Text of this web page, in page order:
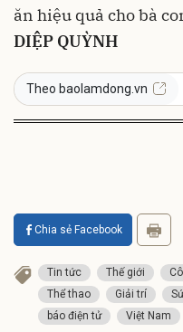
ăn hiệu quả cho bà
DIỆP QUỲNH
Theo baolamdong.vn
Chia sẻ Facebook
Tin tức Thế giới
Thể thao
Giải trí
báo điện tử
Việt Nam